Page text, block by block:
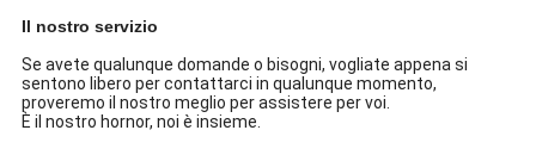
Il nostro servizio
Se avete qualunque domande o bisogni, vogliate appena si
sentono libero per contattarci in qualunque momento,
proveremo il nostro meglio per assistere per voi.
È il nostro hornor, noi è insieme.